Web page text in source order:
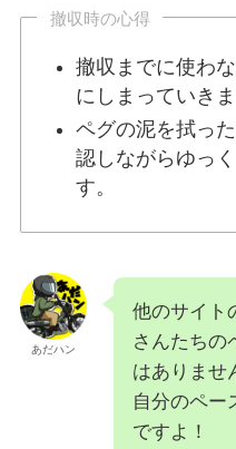
撤収時の心得
撤収までに使わ
にしまっていきま
ペグの泥を拭っ
認しながらゆっ
す。
あだハン
他のサイト
さんたちの
はありませ
自分のペー
ですよ！